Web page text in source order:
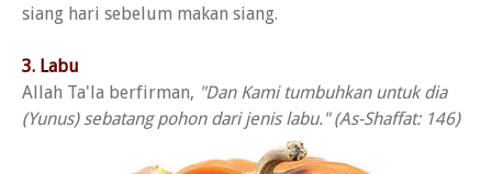
siang hari sebelum makan siang.
3. Labu
Allah Ta'la berfirman, "Dan Kami tumbuhkan untuk dia
(Yunus) sebatang pohon dari jenis labu." (As-Shaffat: 146)